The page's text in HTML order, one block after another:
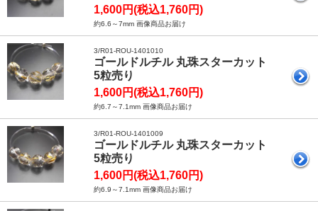
1,600円(税込1,760円)
約6.6～7mm 画像商品お届け
3/R01-ROU-1401010
ゴールドルチル 丸珠スターカット
5粒売り
1,600円(税込1,760円)
約6.7～7.1mm 画像商品お届け
3/R01-ROU-1401009
ゴールドルチル 丸珠スターカット
5粒売り
1,600円(税込1,760円)
約6.9～7.1mm 画像商品お届け